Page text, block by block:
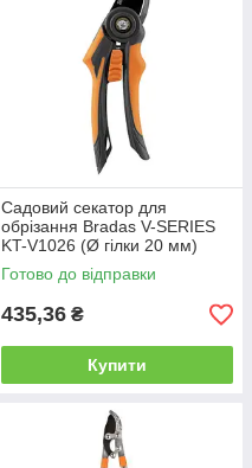
Садовий секатор для
обрізання Bradas V-SERIES
KT-V1026 (Ø гілки 20 мм)
Готово до відправки
435,36 ₴
Купити